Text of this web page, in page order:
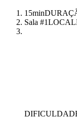
15min
Sala #1